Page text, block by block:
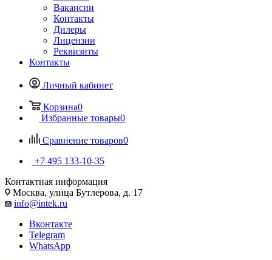
Вакансии
Контакты
Дилеры
Лицензии
Реквизиты
Контакты
Личный кабинет
Корзина0
Избранные товары0
Сравнение товаров0
+7 495 133-10-35
Контактная информация
Москва, улица Бутлерова, д. 17
info@intek.ru
Вконтакте
Telegram
WhatsApp